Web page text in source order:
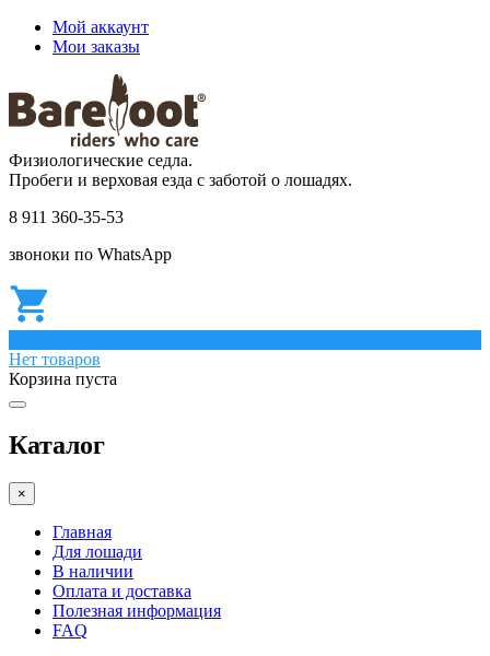
Мой аккаунт
Мои заказы
Физиологические седла.
Пробеги и верховая езда с заботой о лошадях.
8 911 360-35-53
звоноки по WhatsApp
Нет товаров
Корзина пуста
Каталог
×
Главная
Для лошади
В наличии
Оплата и доставка
Полезная информация
FAQ